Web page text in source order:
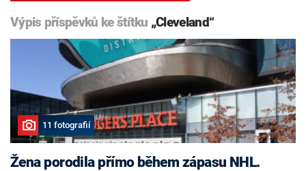
Výpis příspěvků ke štítku „Cleveland“
11 fotografií
Žena porodila přímo během zápasu NHL.